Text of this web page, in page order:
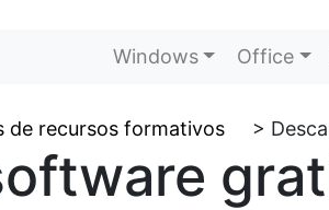
Windows Office
de recursos formativos >